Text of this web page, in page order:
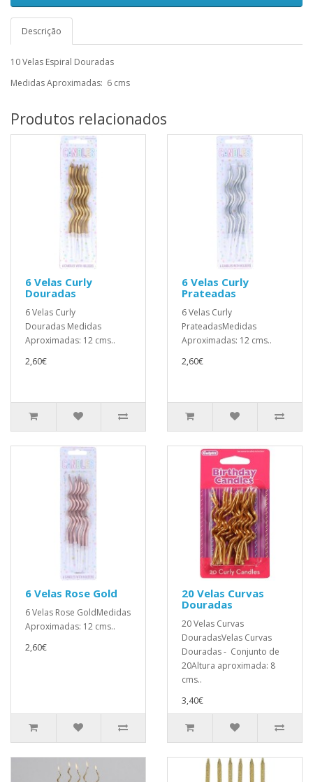
Descrição
10 Velas Espiral Douradas
Medidas Aproximadas: 6 cms
Produtos relacionados
6 Velas Curly
Douradas
6 Velas Curly
Douradas Medidas
Aproximadas: 12 cms..
2,60€
6 Velas Curly
Prateadas
6 Velas Curly
PrateadasMedidas
Aproximadas: 12 cms..
2,60€
6 Velas Rose Gold
6 Velas Rose GoldMedidas
Aproximadas: 12 cms..
2,60€
20 Velas Curvas
Douradas
20 Velas Curvas
DouradasVelas Curvas
Douradas - Conjunto de
20Altura aproximada: 8
cms..
3,40€